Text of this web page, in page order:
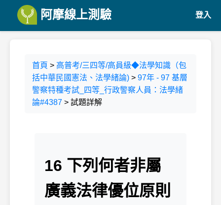
阿摩線上測驗 登入
首頁 > 高普考/三四等/高員級◆法學知識（包
括中華民國憲法、法學緒論) > 97年 - 97 基層
警察特種考試_四等_行政警察人員：法學緒
論#4387 > 試題詳解
16 下列何者非屬
廣義法律優位原則